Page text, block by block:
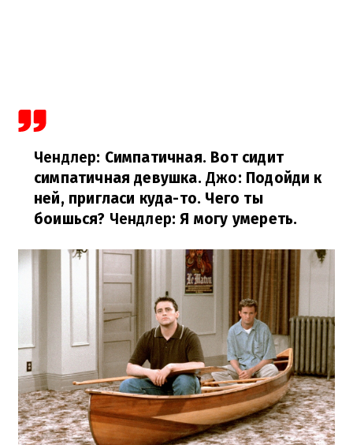
Чендлер: Симпатичная. Вот сидит
симпатичная девушка. Джо: Подойди к
ней, пригласи куда-то. Чего ты
боишься? Чендлер: Я могу умереть.